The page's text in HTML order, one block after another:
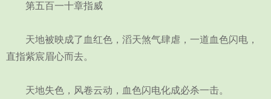
第五百一十章指威
天地被映成了血红色，滔天煞气肆虐，一道血色闪电，
直指紫宸眉心而去。
天地失色，风卷云动，血色闪电化成必杀一击。